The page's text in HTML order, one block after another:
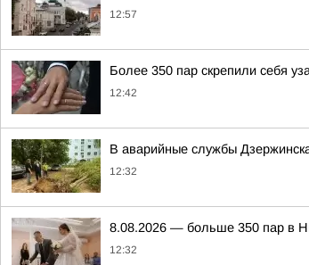
12:57
Более 350 пар скрепили себя
12:42
В аварийные службы
12:32
8.08.2026 — больше 350 пар в
12:32